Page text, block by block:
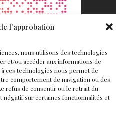
l'approbation
nous utilisons des technologies
et/ou accéder aux informations de
ces technologies nous permet de
comportement de navigation ou des
refus de consentir ou le retrait du
négatif sur certaines fonctionnalités et